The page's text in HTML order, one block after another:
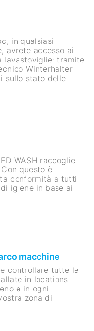
in qualsiasi
avrete accesso ai
lavastoviglie: tramite
Winterhalter
sullo stato delle
WASH raccoglie
questo è
conformità a tutti
igiene in base ai
macchine
controllare tutte le
in locations
e in ogni
zona di